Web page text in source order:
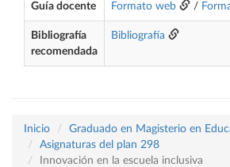
Guía docente Formato web /
Bibliografía
recomendada
Bibliografía
Inicio
Graduado en Magisterio en
Asignaturas del plan 298
Innovación en la escuela inclusiva